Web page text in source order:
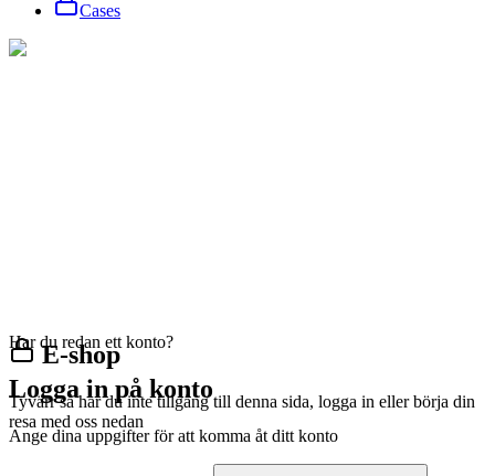
Cases
E-shop
Tyvärr så har du inte tillgång till denna sida, logga in eller börja din
resa med oss nedan
Har du redan ett konto?
Logga in på konto
Ange dina uppgifter för att komma åt ditt konto